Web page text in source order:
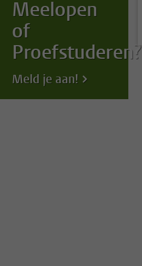
Meelopen
of
Proefstuderen?
Meld je aan!